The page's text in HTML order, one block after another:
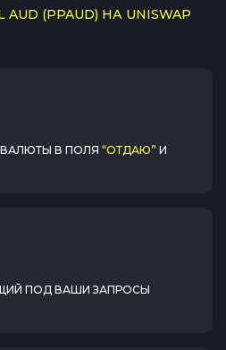
(PPAUD) НА UNISWAP
В ПОЛЯ “ОТДАЮ” И
ПОД ВАШИ ЗАПРОСЫ